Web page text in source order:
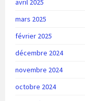
avril 2025
mars 2025
février 2025
décembre 2024
novembre 2024
octobre 2024